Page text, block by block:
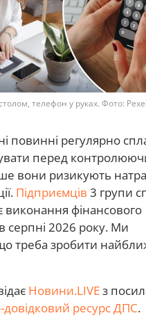
телефон у руках. Фото:
повинні регулярно
перед
вони ризикують
Підприємців 3 групи
виконання фінансового
серпні 2026 року. Ми
треба зробити
Новини.LIVEз
довідковий ресурс ДПС.